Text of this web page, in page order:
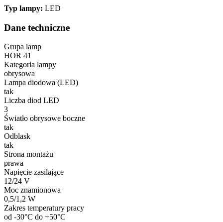
Typ lampy: LED
Dane techniczne
Grupa lamp
HOR 41
Kategoria lampy
obrysowa
Lampa diodowa (LED)
tak
Liczba diod LED
3
Światło obrysowe boczne
tak
Odblask
tak
Strona montażu
prawa
Napięcie zasilające
12/24 V
Moc znamionowa
0,5/1,2 W
Zakres temperatury pracy
od -30°C do +50°C